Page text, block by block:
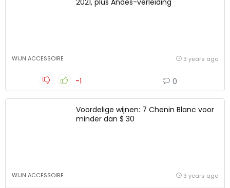
2021, plus Andes-verleiding
WIJN ACCESSOIRE 3 years ago
-1 0
Voordelige wijnen: 7 Chenin Blanc voor
minder dan $ 30
WIJN ACCESSOIRE 3 years ago